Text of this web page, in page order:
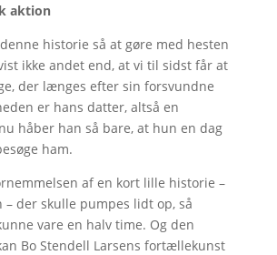
aktion
historie så at gøre med hesten
ikke andet end, at vi til sidst får at
der længes efter sin forsvundne
er hans datter, altså en
håber han så bare, at hun en dag
ham.
af en kort lille historie –
– der skulle pumpes lidt op, så
vare en halv time. Og den
Bo Stendell Larsens fortællekunst